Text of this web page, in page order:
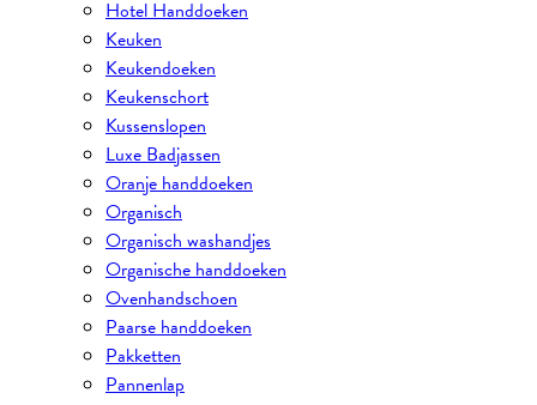
Hotel Handdoeken
Keuken
Keukendoeken
Keukenschort
Kussenslopen
Luxe Badjassen
Oranje handdoeken
Organisch
Organisch washandjes
Organische handdoeken
Ovenhandschoen
Paarse handdoeken
Pakketten
Pannenlap